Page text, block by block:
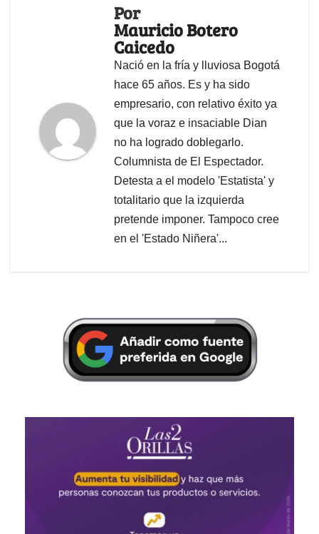
Por
Mauricio Botero
Caicedo
Nació en la fría y lluviosa Bogotá
hace 65 años. Es y ha sido
empresario, con relativo éxito ya
que la voraz e insaciable Dian
no ha logrado doblegarlo.
Columnista de El Espectador.
Detesta a el modelo 'Estatista' y
totalitario que la izquierda
pretende imponer. Tampoco cree
en el 'Estado Niñera'...